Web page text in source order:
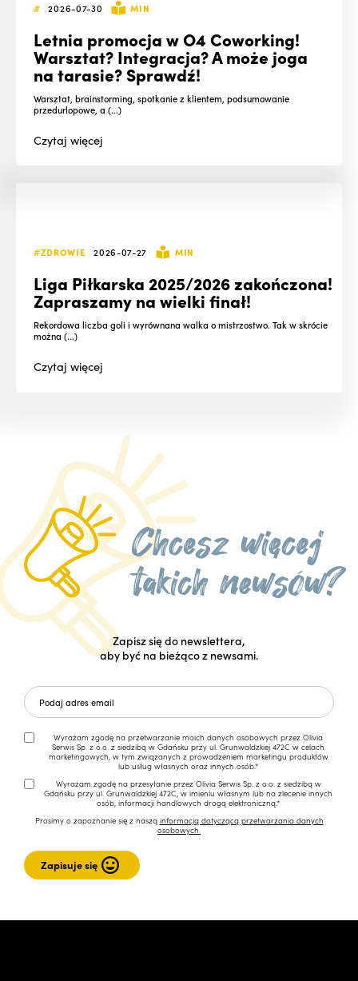
# 2026-07-30 MIN
Letnia promocja w O4 Coworking!
Warsztat? Integracja? A może joga
na tarasie? Sprawdź!
Warsztat, brainstorming, spotkanie z klientem, podsumowanie
przedurlopowe, a (...)
Czytajwięcej
#ZDROWIE 2026-07-27 MIN
Liga Piłkarska 2025/2026 zakończona!
Zapraszamy na wielki finał!
Rekordowa liczba goli i wyrównana walka o mistrzostwo. Tak w skrócie
można (...)
Czytajwięcej
Zapisz się do newslettera,
aby być na bieżąco z newsami.
Wyrażam zgodę na przetwarzanie moich danych osobowych przez Olivia
Serwis Sp. z o.o. z siedzibą w Gdańsku przy ul. Grunwaldzkiej 472C w celach
marketingowych, w tym związanych z prowadzeniem marketingu produktów
lub usług własnych oraz innych osób.*
Wyrażam zgodę na przesyłanie przez Olivia Serwis Sp. z o.o. z siedzibą w
Gdańsku przy ul. Grunwaldzkiej 472C, w imieniu własnym lub na zlecenie innych
osób, informacji handlowych drogą elektroniczną.*
Prosimy o zapoznanie się z naszą informacją dotyczącą przetwarzania danych
osobowych.